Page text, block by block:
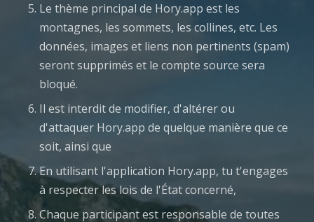
Le thème principal de Hory.app est les
montagnes, les sommets, les collines, etc. Les
données, images et liens non pertinents (spam)
seront supprimés et le compte source sera
bloqué.
Il est interdit de modifier, d'altérer ou
d'attaquer Hory.app de quelque manière que ce
soit, ainsi que
En utilisant l'application Hory.app, tu t'engages
à respecter les lois de l'État concerné,
Chaque participant est responsable de toutes